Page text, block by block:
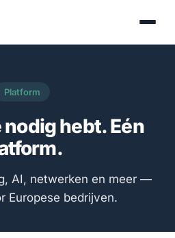
Platform
hebt. Eén
AI, netwerken en meer —
Europese bedrijven.